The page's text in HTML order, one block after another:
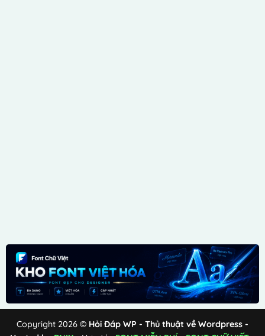
Copyright 2026 © Hỏi Đáp WP - Thủ thuật về Wordpress -